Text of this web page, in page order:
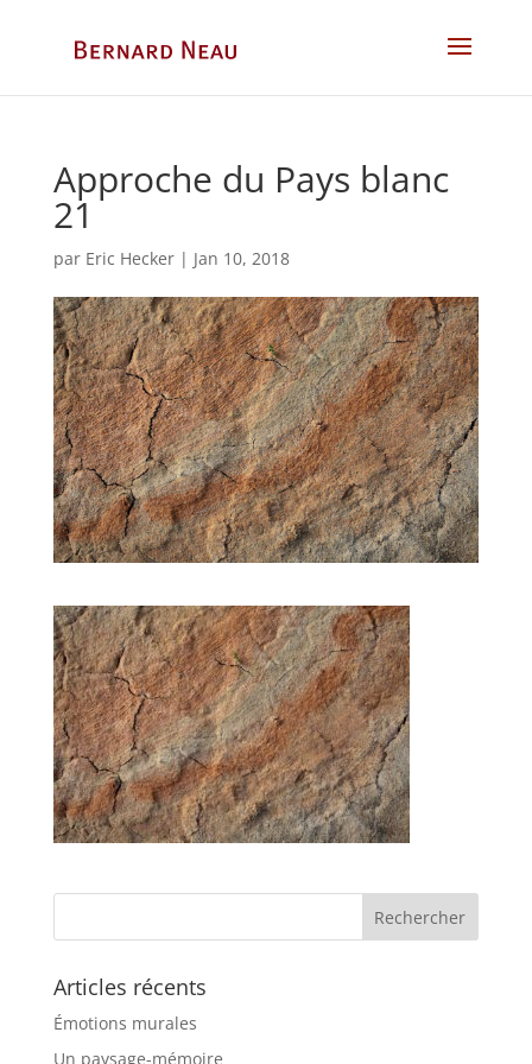
Approche du Pays blanc
21
par Eric Hecker| Jan 10, 2018
Articles récents
Émotions murales
Un paysage-mémoire